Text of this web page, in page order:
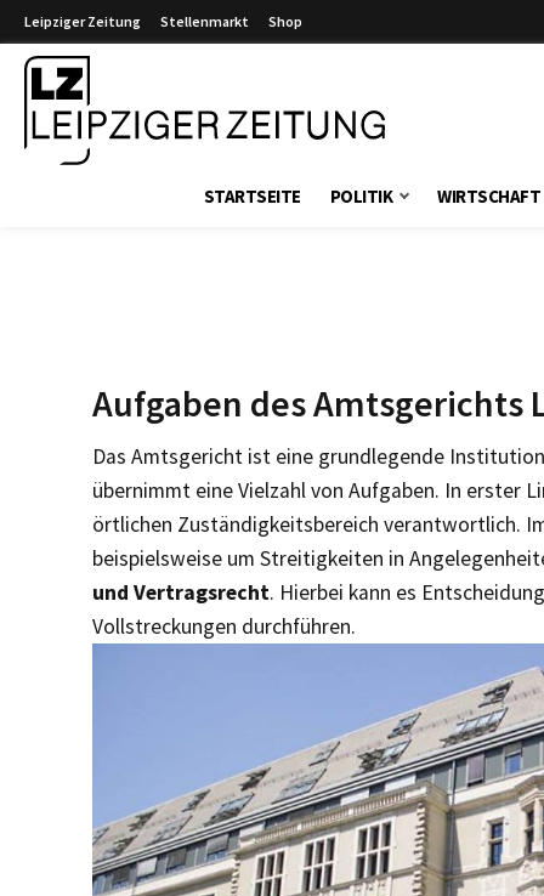
Leipziger Zeitung Stellenmarkt Shop
STARTSEITE POLITIK WIRTSCHAFT
Aufgaben des Amtsgerichts
Das Amtsgericht ist eine grundlegende
übernimmt eine Vielzahl von Aufgaben. In erster
örtlichen Zuständigkeitsbereich verantwortlich.
beispielsweise um Streitigkeiten in
und Vertragsrecht. Hierbei kann es
Vollstreckungen durchführen.